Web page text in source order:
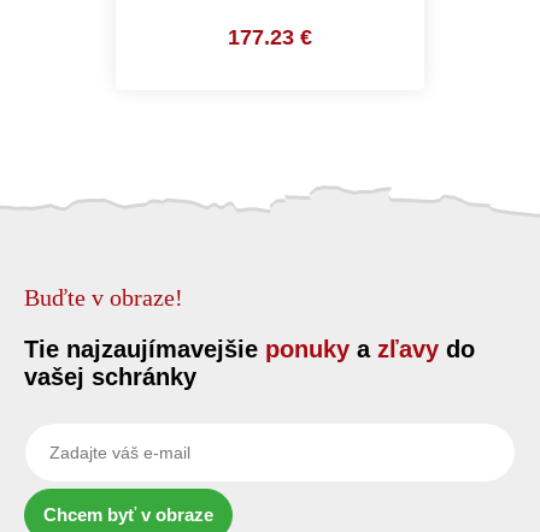
177.23 €
Buďte v obraze!
Tie najzaujímavejšie ponuky a zľavy do
vašej schránky
Chcem byť v obraze